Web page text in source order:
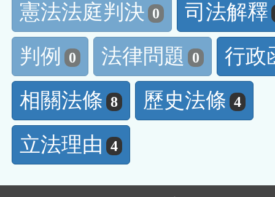
憲法法庭判決 0
司法解釋
判例
0 法律問題 0
行政
相關法條 8 歷史法條 4
立法理由 4